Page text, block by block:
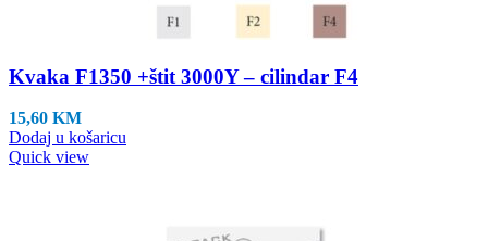
Kvaka F1350 +štit 3000Y – cilindar F4
15,60 KM
Dodaj u košaricu
Quick view